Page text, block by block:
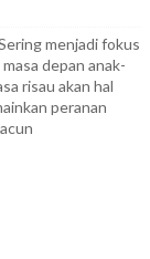
menjadi fokus
depan anak-
risau akan hal
peranan